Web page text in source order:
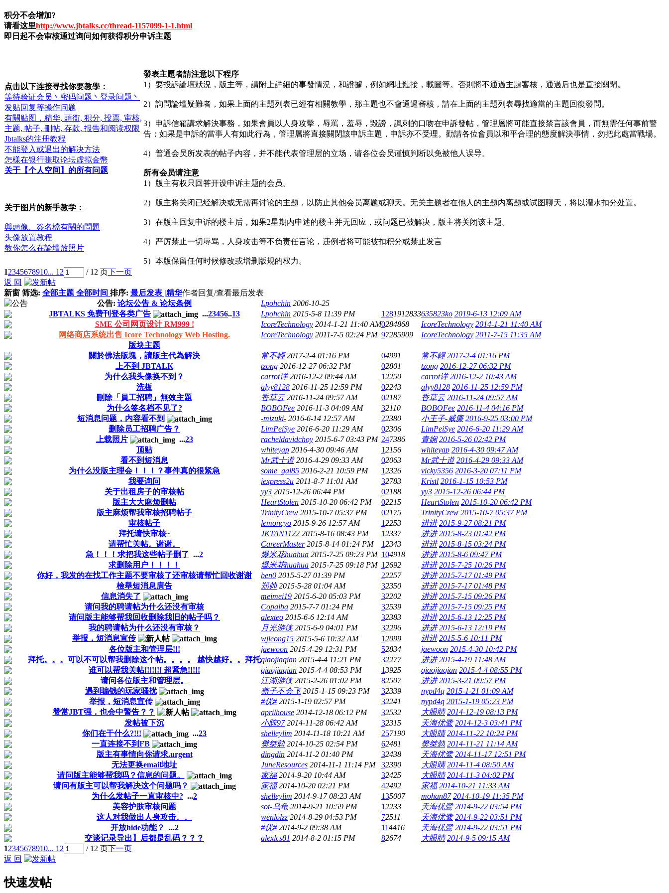
积分不会增加?
请看这里http://www.jbtalks.cc/thread-1157099-1-1.html
即日起不会审核通过询问如何获得积分申诉主题
点击以下连接寻找你要教學：
等待验证会员丶密码问题丶登录问题丶
发贴回复等操作问题
有關贴图，精华, 頭銜, 积分, 投票, 审核,
主题, 帖子, 刪帖, 存款, 报告和阅读权限
Jbtalks的注册教程
不能登入或退出的解决方法
怎樣在银行賺取论坛虚拟金幣
关于【个人空间】的所有问题
关于图片的新手教学：
與頭像、簽名檔有關的問題
头像放置教程
教你怎么在論壇放照片
發表主題者請注意以下程序
1）要投訴論壇狀況，版主等，請附上詳細的事發情況，和證據，例如網址鏈接，載圖等。否則將不通過主題審核，通過后也是直接關閉。
2）詢問論壇疑難者，如果上面的主題列表已經有相關教學，那主題也不會通過審核，請在上面的主題列表尋找適當的主題回復發問。
3）申訴信箱講求解決事務，如果會員以人身攻擊，辱罵，羞辱，毀謗，諷刺的口吻在申訴發帖，管理層將可能直接禁言該會員，而無需任何事前警
告；如果是申訴的當事人有如此行為，管理層將直接關閉該申訴主題，申訴亦不受理。勸請各位會員以和平合理的態度解決事情，勿把此處當戰場。
4）普通会员所发表的帖子内容，并不能代表管理层的立场，请各位会员谨慎判断以免被他人误导。
所有会员请注意
1）版主有权只回答开设申诉主题的会员。
2）版主将关闭已经解决或无需再讨论的主题，以防止其他会员离题或聊天。无关主题者在他人的主题内离题或试图聊天，将以灌水扣分处置。
3）在版主回复申诉的楼主后，如果2星期内申述的楼主并无回应，或问题已被解决，版主将关闭该主题。
4）严厉禁止一切辱骂，人身攻击等不负责任言论，违例者将可能被扣积分或禁止发言
5）本版保留任何时候修改或增删版规的权力。
12345678910... 12 / 12 页下一页
返 回
新窗 筛选: 全部主题 全部时间 排序: 最后发表 |精华作者回复/查看最后发表
公告: 论坛公告 & 论坛条例 Lpohchin 2006-10-25
JBTALKS 免费刊登各类广告
...23456..13 Lpohchin 2015-5-8 11:39 PM 1281912833635823ko 2019-6-13 12:09 AM
SME 公司网页设计 RM999 !
IcoreTechnology 2014-1-21 11:40 AM0284868 IcoreTechnology 2014-1-21 11:40 AM
网络商店系统出售 Icore Technology Web Hosting.
IcoreTechnology 2011-7-5 02:24 PM 97285909 IcoreTechnology 2011-7-15 11:35 AM
版块主题
關於佛法版塊，請版主代為解決
常不輕 2017-2-4 01:16 PM 04991 常不輕 2017-2-4 01:16 PM
上不到 JBTALK
tzong 2016-12-27 06:32 PM 02801 tzong 2016-12-27 06:32 PM
为什么我头像换不到？
carrot详 2016-12-2 09:44 AM 12250 carrot详 2016-12-2 10:43 AM
洗板
alyy8128 2016-11-25 12:59 PM 02243 alyy8128 2016-11-25 12:59 PM
刪除「員工招聘」無效主題
香草云 2016-11-24 09:57 AM 02187 香草云 2016-11-24 09:57 AM
为什么签名档不见了?
BOBOFee 2016-11-3 04:09 AM 32110 BOBOFee 2016-11-4 04:16 PM
短消息问题，内容看不到
-mizuki- 2016-6-14 12:57 AM 22380 小王子-威廉 2016-9-25 03:00 PM
删除员工招聘广告？
LimPeiSye 2016-6-20 11:29 AM 02306 LimPeiSye 2016-6-20 11:29 AM
上载照片
...23 racheldavidchoy 2015-6-7 03:43 PM 247386 青娴 2016-5-26 02:42 PM
顶贴
whiteyap 2016-4-30 09:46 AM 12156 whiteyap 2016-4-30 09:47 AM
看不到短消息
Mr武士道 2016-4-29 09:33 AM 02063 Mr武士道 2016-4-29 09:33 AM
为什么没版主理会！！！？事件真的很紧急
some_gal85 2016-2-21 10:59 PM 12326 vicky5356 2016-3-20 07:11 PM
我要询问
iexpress2u 2011-8-7 11:01 AM 32783 Kristl 2016-1-15 10:53 PM
关于出租房子的审核帖
yy3 2015-12-26 06:44 PM 02188 yy3 2015-12-26 06:44 PM
版主大大麻烦删帖
HeartStolen 2015-10-20 06:42 PM 02215 HeartStolen 2015-10-20 06:42 PM
版主麻烦帮我审核招聘帖子
TrinityCrew 2015-10-7 05:37 PM 02175 TrinityCrew 2015-10-7 05:37 PM
审核帖子
lemoncyo 2015-9-26 12:57 AM 12253 进进 2015-9-27 08:21 PM
拜托请快审核~
JKTAN1122 2015-8-16 08:43 PM 12337 进进 2015-8-23 01:42 PM
请帮忙关帖。谢谢。
CareerMaster 2015-8-14 01:24 PM 12343 进进 2015-8-15 03:24 PM
急！！！求把我这些帖子删了 ...2 爆米花huahua 2015-7-25 09:23 PM 104918 进进 2015-8-6 09:47 PM
求删除用户！！！！
爆米花huahua 2015-7-25 09:18 PM 12692 进进 2015-7-25 10:26 PM
你好，我发的在找工作主题不要审核了还审核请帮忙回收谢谢
ben0 2015-5-27 01:39 PM 22257 进进 2015-7-17 01:49 PM
檢舉短消息廣告
郑帅 2015-5-28 01:04 AM 32350 进进 2015-7-17 01:48 PM
信息消失了
meimei19 2015-6-20 05:03 PM 32202 进进 2015-7-15 09:26 PM
请问我的聘请帖为什么还没有审核
Copaiba 2015-7-7 01:24 PM 32539 进进 2015-7-15 09:25 PM
请问版主能够帮我回收删除我旧的帖子吗？
alexteo 2015-6-6 12:14 AM 32383 进进 2015-6-13 12:25 PM
我的聘请帖为什么还没有审核？
月光游侠 2015-6-9 04:01 PM 32296 进进 2015-6-13 12:19 PM
举报，短消息宣传
wjleong15 2015-5-6 10:32 AM 12099 进进 2015-5-6 10:11 PM
各位版主和管理层!!!
jaewoon 2015-4-29 12:31 PM 52834 jaewoon 2015-4-30 10:42 PM
拜托。。。可以不可以帮我删除这个帖。。。。 越快越好。。拜托qiaojiaqian 2015-4-4 11:21 PM 32277 进进 2015-4-19 11:48 AM
谁可以帮我关帖!!!!!!! 超紧急!!!!!
qiaojiaqian 2015-4-4 08:53 PM 13925 qiaojiaqian 2015-4-4 08:55 PM
请问各位版主和管理层。
江湖游侠 2015-2-26 01:02 PM 82507 进进 2015-3-21 09:57 PM
遇到骗钱的玩家骚扰
燕子不会飞 2015-1-15 09:23 PM 32339 nypd4q 2015-1-21 01:09 AM
举报，短消息宣传
#优# 2015-1-19 02:57 PM 32241 nypd4q 2015-1-19 05:23 PM
赞赏JBT强，也会中警告？？
aprilhouse 2014-12-18 06:12 PM 32532 大眼睛 2014-12-19 08:13 PM
发帖被下沉
小陈97 2014-11-28 06:42 AM 32315 天海优鹭 2014-12-3 03:41 PM
你们在干什么?!!!
...23 shelleylim 2014-11-18 10:21 AM 257190 大眼睛 2014-11-22 10:24 PM
一直连接不到FB
樊桀勊 2014-10-25 02:54 PM 62481 樊桀勊 2014-11-21 11:14 AM
版主有事情向你请求.urgent
dingdin 2014-11-2 01:40 PM 32438 天海优鹭 2014-11-17 12:51 PM
无法更换email地址
JuneResources 2014-11-1 11:14 PM 32390 大眼睛 2014-11-4 08:50 AM
请问版主能够帮我吗？信息的问题。
家福 2014-9-20 10:44 AM 32425 大眼睛 2014-11-3 04:02 PM
请问有版主可以帮我解决这个问题吗？
家福 2014-10-20 02:21 PM 42492 家福 2014-10-21 11:33 AM
为什么发帖子一直审核中? ...2 shelleylim 2014-9-17 08:23 AM 135007 mohan87 2014-10-19 11:35 PM
美容护肤审核问题
sot-乌龟 2014-9-21 10:59 PM 12233 天海优鹭 2014-9-22 03:54 PM
这人对我做出人身攻击。。
wenlolzz 2014-8-29 04:53 PM 72511 天海优鹭 2014-9-22 03:51 PM
开放hide功能？
...2 #优# 2014-9-2 09:38 AM 114416 天海优鹭 2014-9-22 03:51 PM
交谈记录导出】后都是乱码？？？
alexlcs81 2014-8-2 01:15 PM 82674 大眼睛 2014-9-5 09:15 AM
12345678910... 12 / 12 页下一页
返 回
快速发帖